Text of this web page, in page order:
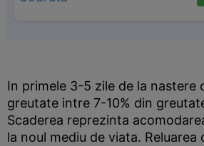
In primele 3-5 zile de la nastere
greutate intre 7-10% din
Scaderea reprezinta
la noul mediu de viata. Reluarea